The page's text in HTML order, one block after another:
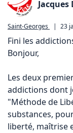
Saint-Georges | 23
Fini les
Bonjour,
Les deux
addictions dont
"Méthode de
substances,
liberté, maîtrise